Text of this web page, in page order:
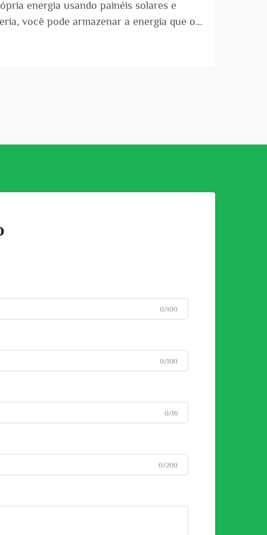
energia usando painéis solares e
você pode armazenar a energia que os
0/100
0/100
0/16
0/200